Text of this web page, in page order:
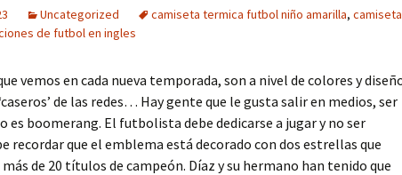
Uncategorized camiseta termica futbol niño amarilla,
de futbol en ingles
vemos en cada nueva temporada, son a nivel de colores y
de las redes… Hay gente que le gusta salir en medios, ser
es boomerang. El futbolista debe dedicarse a jugar y no ser
recordar que el emblema está decorado con dos estrellas que
de 20 títulos de campeón. Díaz y su hermano han tenido que